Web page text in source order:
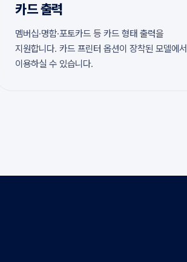
카드 출력
멤버십·명함·포토카드 등 카드 형태 출력을
지원합니다. 카드 프린터 옵션이 장착된 모델에서
이용하실 수 있습니다.